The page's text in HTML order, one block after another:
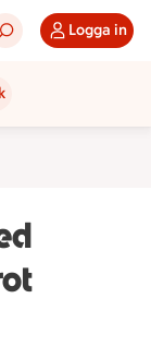
Logga in